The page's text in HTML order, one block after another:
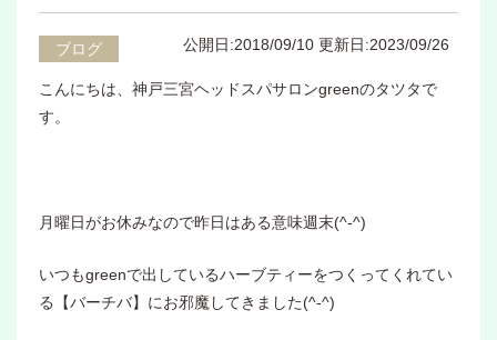
ブログ 公開日:2018/09/10 更新日:2023/09/26
こんにちは、神戸三宮ヘッドスパサロンgreenのタツタで
す。
月曜日がお休みなので昨日はある意味週末(^-^)
いつもgreenで出しているハーブティーをつくってくれてい
る【バーチバ】にお邪魔してきました(^-^)